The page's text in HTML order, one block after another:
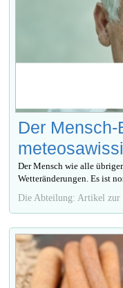
Der
Der Mensch wie alle
Wetteränderungen. Es ist
Die Abteilung: Artikel zur